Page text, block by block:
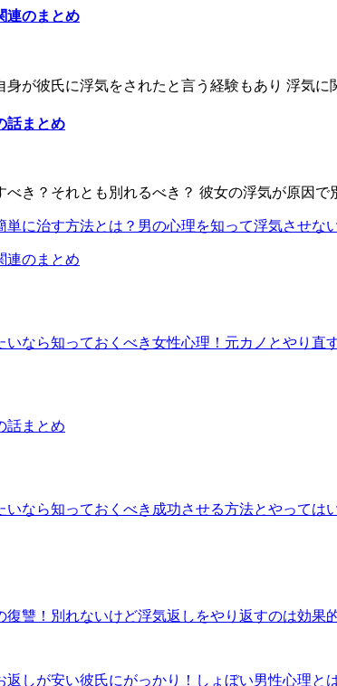
連のまとめ
身が彼氏に浮気をされたと言う経験もあり 浮気
話まとめ
べき？それとも別れるべき？ 彼女の浮気が原因
単に治す方法とは？男の心理を知って浮気させな
連のまとめ
いなら知っておくべき女性心理！元カノとやり直
話まとめ
いなら知っておくべき成功させる方法とやっては
復讐！別れないけど浮気返しをやり返すのは効果
返しが安い彼氏にがっかり！しょぼい男性心理と